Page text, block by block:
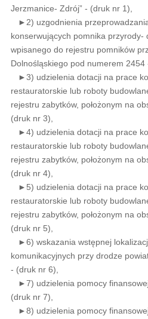
Jerzmanice- Zdrój” - (druk nr 1),
►2) uzgodnienia
konserwujących pomnika
wpisanego do rejestru pomników
Dolnośląskiego pod numerem 2454
►3) udzielenia dotacji na prace
restauratorskie lub roboty
rejestru zabytków, położonym na
(druk nr 3),
►4) udzielenia dotacji na prace
restauratorskie lub roboty
rejestru zabytków, położonym na
(druk nr 4),
►5) udzielenia dotacji na prace
restauratorskie lub roboty
rejestru zabytków, położonym na
(druk nr 5),
►6) wskazania wstępnej
komunikacyjnych przy drodze
- (druk nr 6),
►7) udzielenia pomocy
(druk nr 7),
►8) udzielenia pomocy